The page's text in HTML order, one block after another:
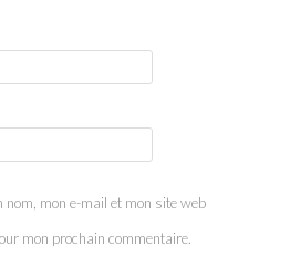
nom, mon e-mail et mon site web
mon prochain commentaire.